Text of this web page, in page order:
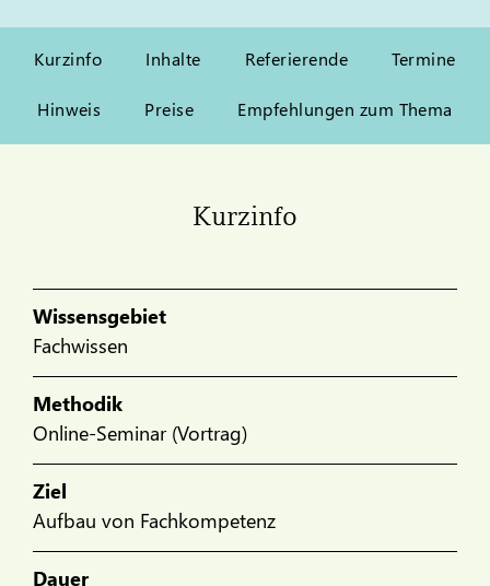
Kurzinfo Inhalte Referierende Termine
Hinweis Preise Empfehlungen zum Thema
Kurzinfo
Wissensgebiet
Fachwissen
Methodik
Online-Seminar (Vortrag)
Ziel
Aufbau von Fachkompetenz
Dauer